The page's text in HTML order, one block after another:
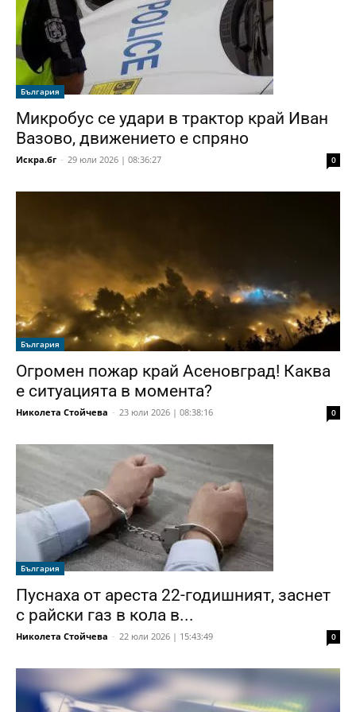
България
Микробус се удари в трактор край Иван
Вазово, движението е спряно
Искра.бг - 29 юли 2026 | 08:36:27 0
България
Огромен пожар край Асеновград! Каква
е ситуацията в момента?
Николета Стойчева - 23 юли 2026 | 08:38:16 0
България
Пуснаха от ареста 22-годишният, заснет
с райски газ в кола в...
Николета Стойчева - 22 юли 2026 | 15:43:49 0